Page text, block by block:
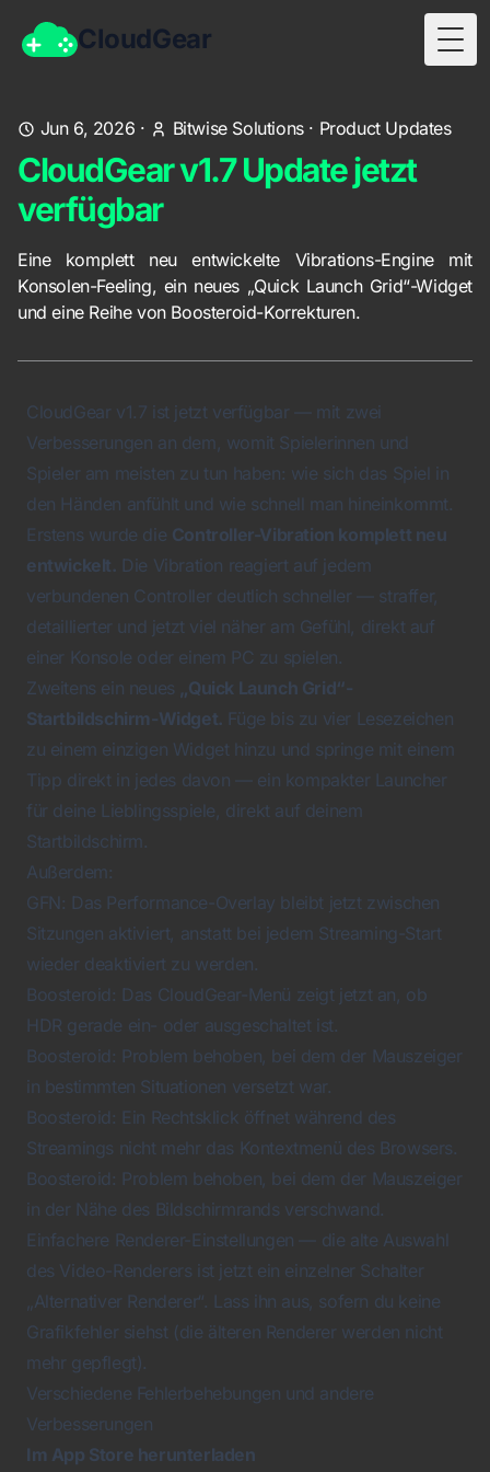
CloudGear
Jun 6, 2026 · Bitwise Solutions· Product Updates
CloudGear v1.7 Update jetzt
verfügbar
Eine komplett neu entwickelte Vibrations-Engine mit
Konsolen-Feeling, ein neues „Quick Launch Grid“-Widget
und eine Reihe von Boosteroid-Korrekturen.
CloudGear v1.7 ist jetzt verfügbar — mit zwei
Verbesserungen an dem, womit Spielerinnen und
Spieler am meisten zu tun haben: wie sich das Spiel in
den Händen anfühlt und wie schnell man hineinkommt.
Erstens wurde die Controller-Vibration komplett neu
entwickelt. Die Vibration reagiert auf jedem
verbundenen Controller deutlich schneller — straffer,
detaillierter und jetzt viel näher am Gefühl, direkt auf
einer Konsole oder einem PC zu spielen.
Zweitens ein neues „Quick Launch Grid“-
Startbildschirm-Widget. Füge bis zu vier Lesezeichen
zu einem einzigen Widget hinzu und springe mit einem
Tipp direkt in jedes davon — ein kompakter Launcher
für deine Lieblingsspiele, direkt auf deinem
Startbildschirm.
Außerdem:
GFN: Das Performance-Overlay bleibt jetzt zwischen
Sitzungen aktiviert, anstatt bei jedem Streaming-Start
wieder deaktiviert zu werden.
Boosteroid: Das CloudGear-Menü zeigt jetzt an, ob
HDR gerade ein- oder ausgeschaltet ist.
Boosteroid: Problem behoben, bei dem der Mauszeiger
in bestimmten Situationen versetzt war.
Boosteroid: Ein Rechtsklick öffnet während des
Streamings nicht mehr das Kontextmenü des Browsers.
Boosteroid: Problem behoben, bei dem der Mauszeiger
in der Nähe des Bildschirmrands verschwand.
Einfachere Renderer-Einstellungen — die alte Auswahl
des Video-Renderers ist jetzt ein einzelner Schalter
„Alternativer Renderer“. Lass ihn aus, sofern du keine
Grafikfehler siehst (die älteren Renderer werden nicht
mehr gepflegt).
Verschiedene Fehlerbehebungen und andere
Verbesserungen
Im App Store herunterladen